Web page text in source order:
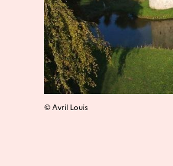
© Avril Louis